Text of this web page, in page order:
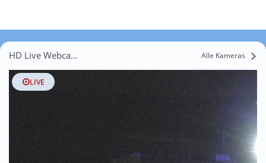
HD Live Webcams Böllermaas Alle Kameras
LIVE